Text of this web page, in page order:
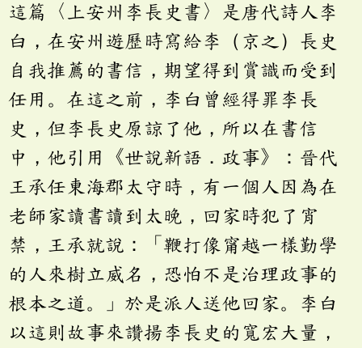
這篇〈上安州李長史書〉是唐代詩人李
白，在安州遊歷時寫給李（京之）長史
自我推薦的書信，期望得到賞識而受到
任用。在這之前，李白曾經得罪李長
史，但李長史原諒了他，所以在書信
中，他引用《世說新語．政事》：晉代
王承任東海郡太守時，有一個人因為在
老師家讀書讀到太晚，回家時犯了宵
禁，王承就說：「鞭打像甯越一樣勤學
的人來樹立威名，恐怕不是治理政事的
根本之道。」於是派人送他回家。李白
以這則故事來讚揚李長史的寬宏大量，